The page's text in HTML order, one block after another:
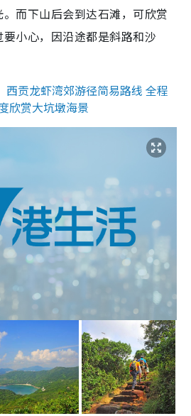
而下山后会到达石滩，可欣赏
小心，因沿途都是斜路和沙
西贡龙虾湾郊游径简易路线 全程
欣赏大坑墩海景